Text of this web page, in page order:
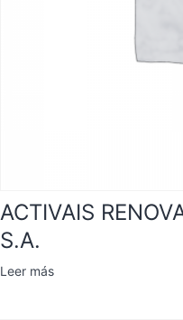
ACTIVAIS
S.A.
Leer más